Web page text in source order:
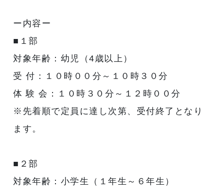
ー内容ー
■１部
対象年齢：幼児（4歳以上）
受 付：１０時００分～１０時３０分
体 験 会：１０時３０分～１２時００分
※先着順で定員に達し次第、受付終了となり
ます。
■２部
対象年齢：小学生（１年生～６年生）